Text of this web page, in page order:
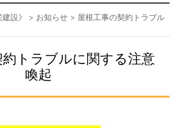
設》 > お知らせ> 屋根工事の契約トラブル
約トラブルに関する注意
喚起